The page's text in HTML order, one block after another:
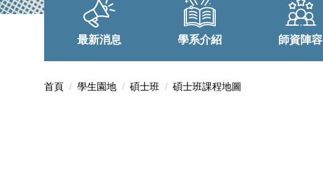
最新消息 學系介紹 師資陣容
首頁 學生園地 碩士班 碩士班課程地圖